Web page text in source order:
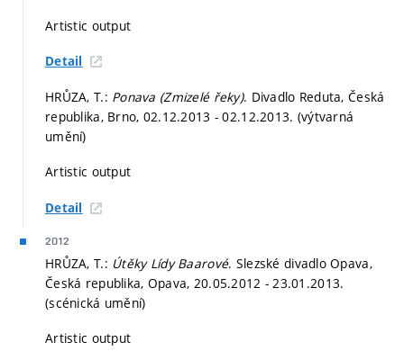
Artistic output
Detail
HRŮZA, T.: Ponava (Zmizelé řeky). Divadlo Reduta, Česká
republika, Brno, 02.12.2013 - 02.12.2013. (výtvarná
umění)
Artistic output
Detail
2012
HRŮZA, T.: Útěky Lídy Baarové. Slezské divadlo Opava,
Česká republika, Opava, 20.05.2012 - 23.01.2013.
(scénická umění)
Artistic output